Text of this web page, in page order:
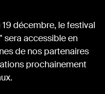
décembre, le festival
sera accessible en
de nos partenaires
prochainement